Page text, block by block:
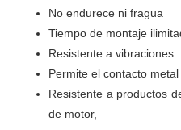
No endurece ni fragua
Tiempo de montaje
Resistente a vibraciones
Permite el contacto metal
Resistente a productos
de motor,